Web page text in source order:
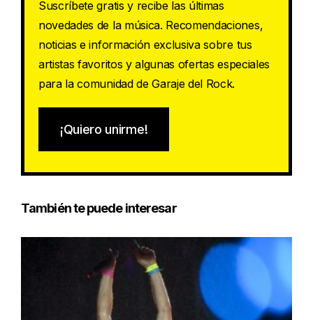
Suscríbete gratis y recibe las últimas
novedades de la música. Recomendaciones,
noticias e información exclusiva sobre tus
artistas favoritos y algunas ofertas especiales
para la comunidad de Garaje del Rock.
¡Quiero unirme!
También te puede interesar